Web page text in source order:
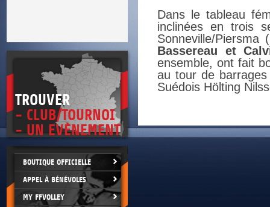
TROUVER
- CLUB/TOURNOI
- UN EVÈNEMENT
BOUTIQUE OFFICIELLE
APPEL À BÉNÉVOLES
MY FFVOLLEY
Dans le tableau
inclinées en trois
Sonneville/
Bassereau et
ensemble, ont fait
au tour de
Suédois Hölting